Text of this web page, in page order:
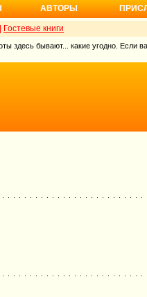
АВТОРЫ
Гостевые книги
здесь бывают... какие угодно. Если